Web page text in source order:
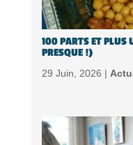
100 PARTS ET PLUS
PRESQUE !)
29 Juin, 2026 |